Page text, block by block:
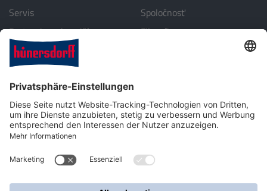
Servis
Partneri v zahraničí
Stiahnuť
Spoločnosť
Filozofia
Kontakt
Plastová technika pre priemysel, automobilové a laboratórne